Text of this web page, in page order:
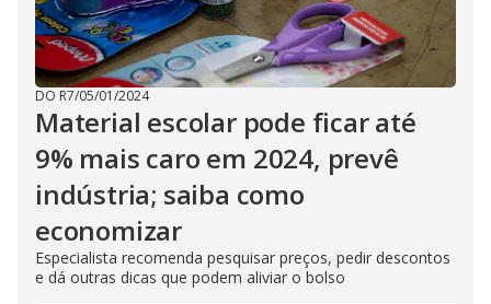
DO R7/05/01/2024
Material escolar pode ficar até
9% mais caro em 2024, prevê
indústria; saiba como
economizar
Especialista recomenda pesquisar preços, pedir descontos
e dá outras dicas que podem aliviar o bolso